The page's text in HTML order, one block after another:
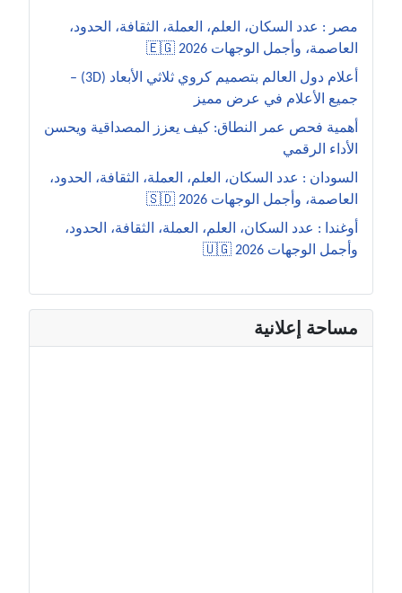
مصر : عدد السكان، العلم، العملة، الثقافة، الحدود،
العاصمة، وأجمل الوجهات 2026 🇪🇬
أعلام دول العالم بتصميم كروي ثلاثي الأبعاد (3D) –
جميع الأعلام في عرض مميز
أهمية فحص عمر النطاق: كيف يعزز المصداقية ويحسن
الأداء الرقمي
السودان : عدد السكان، العلم، العملة، الثقافة، الحدود،
العاصمة، وأجمل الوجهات 2026 🇸🇩
أوغندا : عدد السكان، العلم، العملة، الثقافة، الحدود،
وأجمل الوجهات 2026 🇺🇬
مساحة إعلانية